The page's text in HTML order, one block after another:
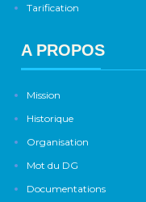
Tarification
A PROPOS
Mission
Historique
Organisation
Mot du DG
Documentations